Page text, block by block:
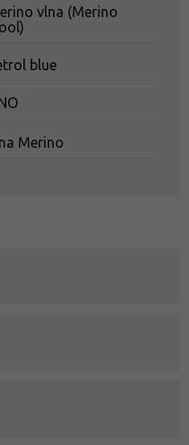
vlna (Merino
blue
Merino